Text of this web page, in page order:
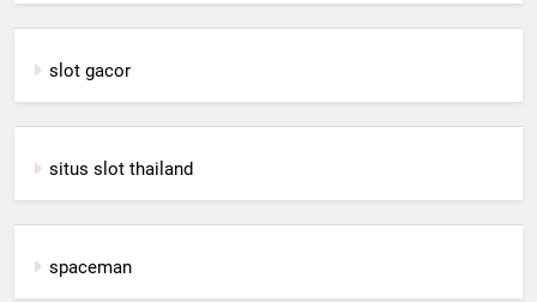
slot gacor
situs slot thailand
spaceman